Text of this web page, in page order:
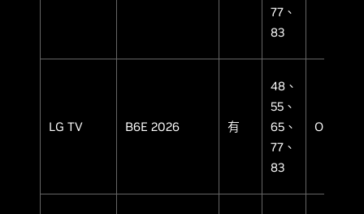
77、
83
LG TV B6E 2026 有
48、
55、
65、
77、
83
OLED